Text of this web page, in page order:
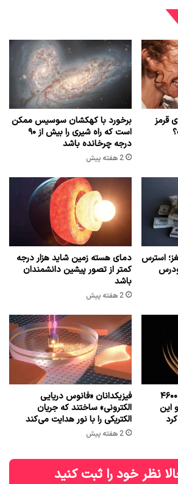
قرمز
برخورد با کهکشان سوسیس ممکن
است که راه شیری را بیش از ۹۰
درجه چرخانده باشد
2 هفته پیش
استرس
دمای هسته زمین شاید هزار درجه
کمتر از تصور پیشین دانشمندان
باشد
2 هفته پیش
فضاپیمایی از فاصله تنها ۴۶۰۰
این
فیزیکدانان «فانوس دریایی
الکترونی» ساختند که جریان
الکتریکی را با نور هدایت می‌کند
2 هفته پیش
نظر خود را ثبت کنید